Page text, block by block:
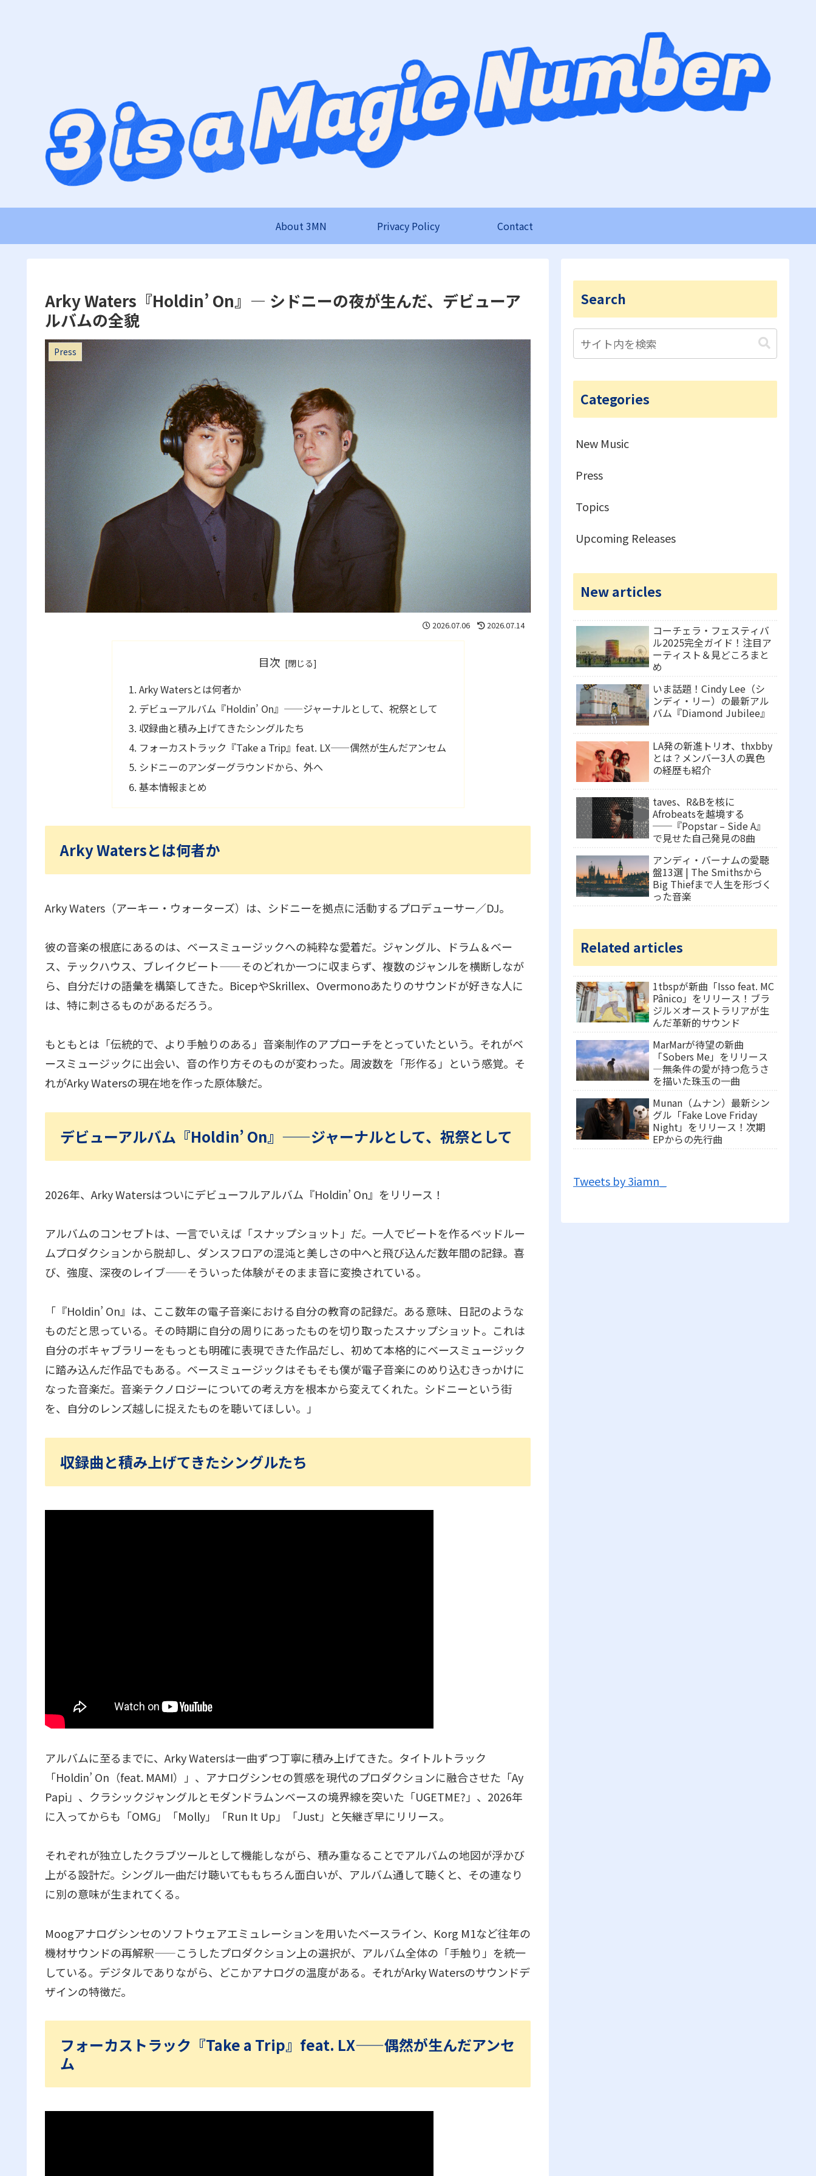
About 3MN Privacy Policy Contact
Arky Waters『Holdin’ On』— シドニーの夜が生んだ、デビューア
ルバムの全貌
Press
2026.07.06 2026.07.14
目次
Arky Watersとは何者か
デビューアルバム『Holdin’ On』——ジャーナルとして、祝祭として
収録曲と積み上げてきたシングルたち
フォーカストラック『Take a Trip』feat. LX——偶然が生んだアンセム
シドニーのアンダーグラウンドから、外へ
基本情報まとめ
Arky Watersとは何者か
Arky Waters（アーキー・ウォーターズ）は、シドニーを拠点に活動するプロデューサー／DJ。
彼の音楽の根底にあるのは、ベースミュージックへの純粋な愛着だ。ジャングル、ドラム＆ベー
ス、テックハウス、ブレイクビート——そのどれか一つに収まらず、複数のジャンルを横断しなが
ら、自分だけの語彙を構築してきた。BicepやSkrillex、Overmonoあたりのサウンドが好きな人に
は、特に刺さるものがあるだろう。
もともとは「伝統的で、より手触りのある」音楽制作のアプローチをとっていたという。それがベ
ースミュージックに出会い、音の作り方そのものが変わった。周波数を「形作る」という感覚。そ
れがArky Watersの現在地を作った原体験だ。
デビューアルバム『Holdin’ On』——ジャーナルとして、祝祭として
2026年、Arky Watersはついにデビューフルアルバム『Holdin’ On』をリリース！
アルバムのコンセプトは、一言でいえば「スナップショット」だ。一人でビートを作るベッドルー
ムプロダクションから脱却し、ダンスフロアの混沌と美しさの中へと飛び込んだ数年間の記録。喜
び、強度、深夜のレイブ——そういった体験がそのまま音に変換されている。
「『Holdin’ On』は、ここ数年の電子音楽における自分の教育の記録だ。ある意味、日記のような
ものだと思っている。その時期に自分の周りにあったものを切り取ったスナップショット。これは
自分のボキャブラリーをもっとも明確に表現できた作品だし、初めて本格的にベースミュージック
に踏み込んだ作品でもある。ベースミュージックはそもそも僕が電子音楽にのめり込むきっかけに
なった音楽だ。音楽テクノロジーについての考え方を根本から変えてくれた。シドニーという街
を、自分のレンズ越しに捉えたものを聴いてほしい。」
収録曲と積み上げてきたシングルたち
アルバムに至るまでに、Arky Watersは一曲ずつ丁寧に積み上げてきた。タイトルトラック
「Holdin’ On（feat. MAMI）」、アナログシンセの質感を現代のプロダクションに融合させた「Ay
Papi」、クラシックジャングルとモダンドラムンベースの境界線を突いた「UGETME?」、2026年
に入ってからも「OMG」「Molly」「Run It Up」「Just」と矢継ぎ早にリリース。
それぞれが独立したクラブツールとして機能しながら、積み重なることでアルバムの地図が浮かび
上がる設計だ。シングル一曲だけ聴いてももちろん面白いが、アルバム通して聴くと、その連なり
に別の意味が生まれてくる。
Moogアナログシンセのソフトウェアエミュレーションを用いたベースライン、Korg M1など往年の
機材サウンドの再解釈——こうしたプロダクション上の選択が、アルバム全体の「手触り」を統一
している。デジタルでありながら、どこかアナログの温度がある。それがArky Watersのサウンドデ
ザインの特徴だ。
フォーカストラック『Take a Trip』feat. LX——偶然が生んだアンセ
ム
Search
Categories
New Music
Press
Topics
Upcoming Releases
New articles
コーチェラ・フェスティバ
ル2025完全ガイド！注目ア
ーティスト＆見どころまと
め
いま話題！Cindy Lee（シ
ンディ・リー）の最新アル
バム『Diamond Jubilee』
LA発の新進トリオ、thxbby
とは？メンバー3人の異色
の経歴も紹介
taves、R&Bを核に
Afrobeatsを越境する
──『Popstar – Side A』
で見せた自己発見の8曲
アンディ・バーナムの愛聴
盤13選 | The Smithsから
Big Thiefまで人生を形づく
った音楽
Related articles
1tbspが新曲「Isso feat. MC
Pânico」をリリース！ブラ
ジル×オーストラリアが生
んだ革新的サウンド
MarMarが待望の新曲
「Sobers Me」をリリース
―無条件の愛が持つ危うさ
を描いた珠玉の一曲
Munan（ムナン）最新シン
グル「Fake Love Friday
Night」をリリース！次期
EPからの先行曲
Tweets by 3iamn_